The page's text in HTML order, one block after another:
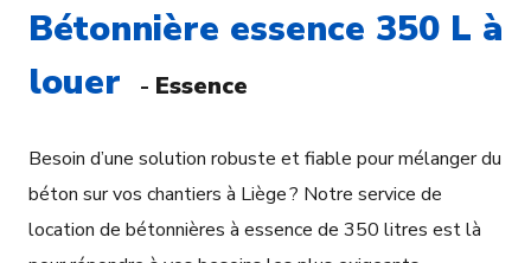
Bétonnière essence 350 L à
louer
- Essence
Besoin d’une solution robuste et fiable pour mélanger du
béton sur vos chantiers à Liège ? Notre service de
location de bétonnières à essence de 350 litres est là